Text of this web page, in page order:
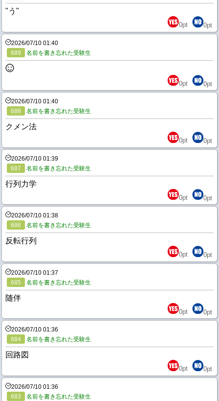
"う"
0pt 0pt
2026/07/10 01:40
689
名前を書き忘れた受験生
0pt 0pt
2026/07/10 01:40
688
名前を書き忘れた受験生
クメン法
0pt 0pt
2026/07/10 01:39
687
名前を書き忘れた受験生
行列力学
0pt 0pt
2026/07/10 01:38
686
名前を書き忘れた受験生
反転行列
0pt 0pt
2026/07/10 01:37
685
名前を書き忘れた受験生
随伴
0pt 0pt
2026/07/10 01:36
684
名前を書き忘れた受験生
回路図
0pt 0pt
2026/07/10 01:36
683
名前を書き忘れた受験生